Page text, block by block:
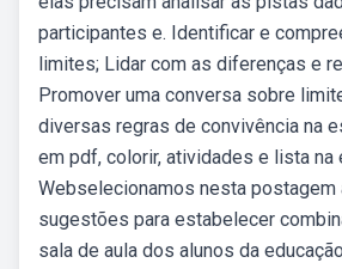
participantes e. Identificar e
limites; Lidar com as diferenças e
Promover uma conversa sobre
diversas regras de convivência na
em pdf, colorir, atividades e lista na
Webselecionamos nesta postagem
sugestões para estabelecer
sala de aula dos alunos da